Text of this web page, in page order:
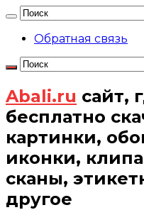
Обратная связь
Abali.ru сайт,
бесплатно
картинки,
иконки,
сканы,
другое